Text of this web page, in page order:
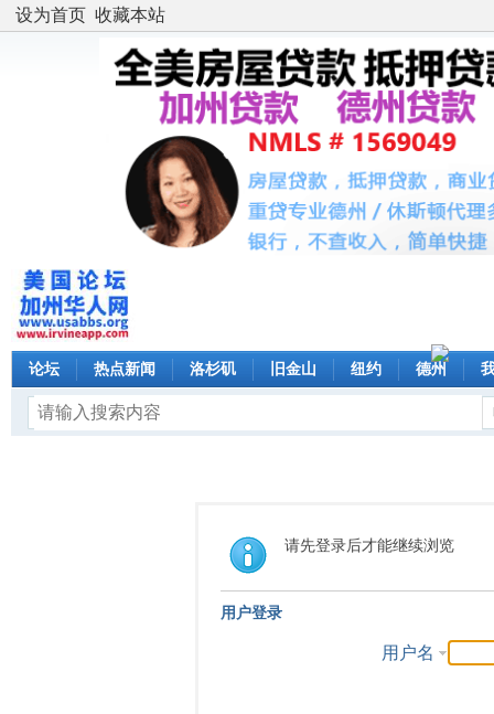
设为首页 收藏本站
论坛 热点新闻 洛杉矶 旧金山 纽约 德州
请先登录后才能继续浏览
用户登录
用户名